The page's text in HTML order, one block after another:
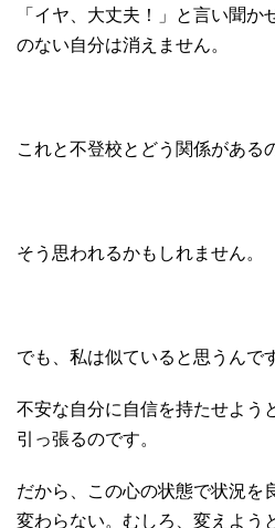
「イヤ、大丈夫！」と言い聞
のない自分は消えません。
これと不登校とどう関係がある
そう思われるかもしれません。
でも、私は似ていると思うんで
不安な自分に自信を持たせよう
引っ張るのです。
だから、この心の状態で状況を
変わらない。むしろ、変えよう